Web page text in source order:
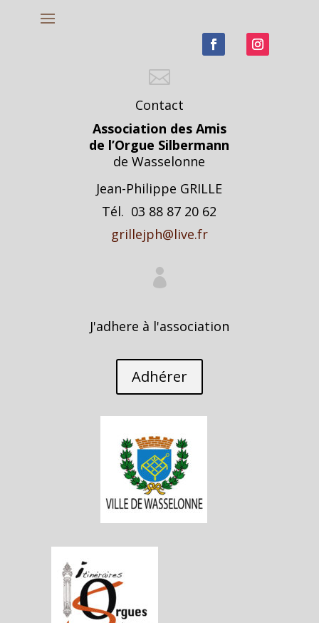

Contact
Association des Amis
de l’Orgue Silbermann
de Wasselonne
Jean-Philippe GRILLE
Tél. 03 88 87 20 62
grillejph@live.fr

J'adhere à l'association
Adhérer